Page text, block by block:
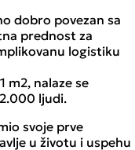
dobro povezan sa
prednost za
logistiku
m2, nalaze se
ljudi.
svoje prve
u životu i uspehu